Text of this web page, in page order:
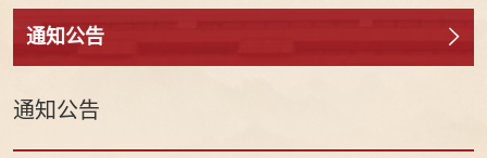
通知公告
通知公告